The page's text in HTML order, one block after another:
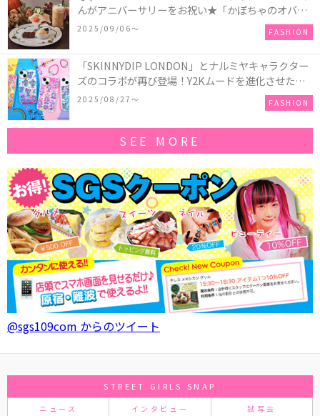
んがアニバーサリーをお祝い★「かぼちゃのオバケ
ーキアクセサリー」が新発売！Q-pot CAFE.では
「かぼちゃのオバケーキプレート」も登場
2025/09/06〜 FASHION
「SKINNYDIP LONDON」とナルミヤキャラクター
ズのコラボが再び登場！Y2Kムードを進化させた新
作コレクションを発売♪
2025/08/27〜 FASHION
SEE MORE
@sgs109com からのツイート
STREET GIRLS SNAP
ニュース インタビュー 試写会